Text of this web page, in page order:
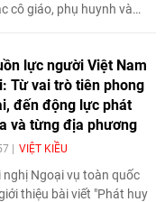
cô giáo, phụ huynh và
lực người Việt Nam
Từ vai trò tiên phong
đến động lực phát
và từng địa phương
VIỆT KIỀU
Ngoại vụ toàn quốc
thiệu bài viết "Phát huy